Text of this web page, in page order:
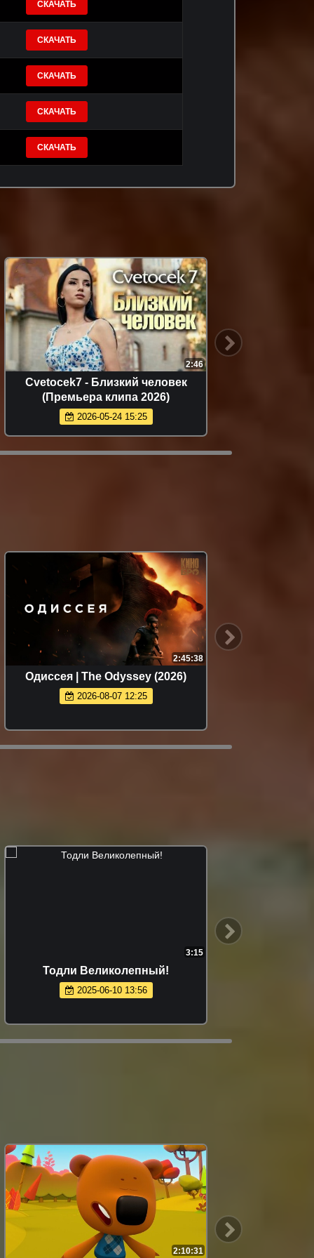
СКАЧАТЬ
СКАЧАТЬ
СКАЧАТЬ
СКАЧАТЬ
СКАЧАТЬ
3:37
Ислам Итляшев - Сердце
2:45:38
Одиссея | The Odyssey (2026)
2026-08-07 12:25
3:15
Тодли Великолепный!
2025-06-10 13:56
2:10:31